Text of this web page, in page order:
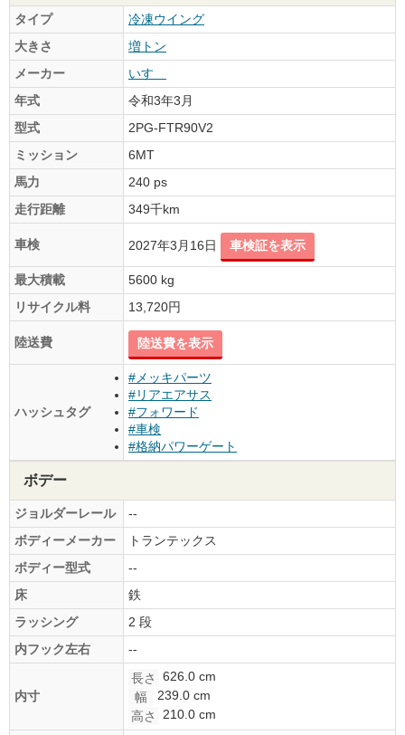
タイプ
冷凍ウイング
大きさ
増トン
メーカー
いすゞ
年式
令和3年3月
型式
2PG-FTR90V2
ミッション
6MT
馬力
240 ps
走行距離
349千km
車検 2027年3月16日 車検証を表示
最大積載
5600 kg
リサイクル料
13,720円
陸送費 陸送費を表示
ハッシュタグ
#メッキパーツ
#リアエアサス
#フォワード
#車検
#格納パワーゲート
ボデー
ジョルダーレール
--
ボディーメーカー
トランテックス
ボディー型式
--
床
鉄
ラッシング
2 段
内フック左右
--
内寸
長さ
626.0 cm
幅
239.0 cm
高さ
210.0 cm